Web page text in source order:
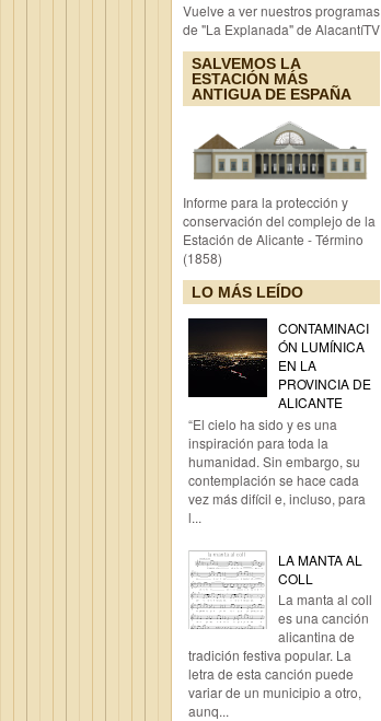
Vuelve a ver nuestros programas
de "La Explanada" de AlacantíTV
SALVEMOS LA
ESTACIÓN MÁS
ANTIGUA DE ESPAÑA
Informe para la protección y
conservación del complejo de la
Estación de Alicante - Término
(1858)
LO MÁS LEÍDO
CONTAMINACI
ÓN LUMÍNICA
EN LA
PROVINCIA DE
ALICANTE
“El cielo ha sido y es una
inspiración para toda la
humanidad. Sin embargo, su
contemplación se hace cada
vez más difícil e, incluso, para
l...
LA MANTA AL
COLL
La manta al coll
es una canción
alicantina de
tradición festiva popular. La
letra de esta canción puede
variar de un municipio a otro,
aunq...